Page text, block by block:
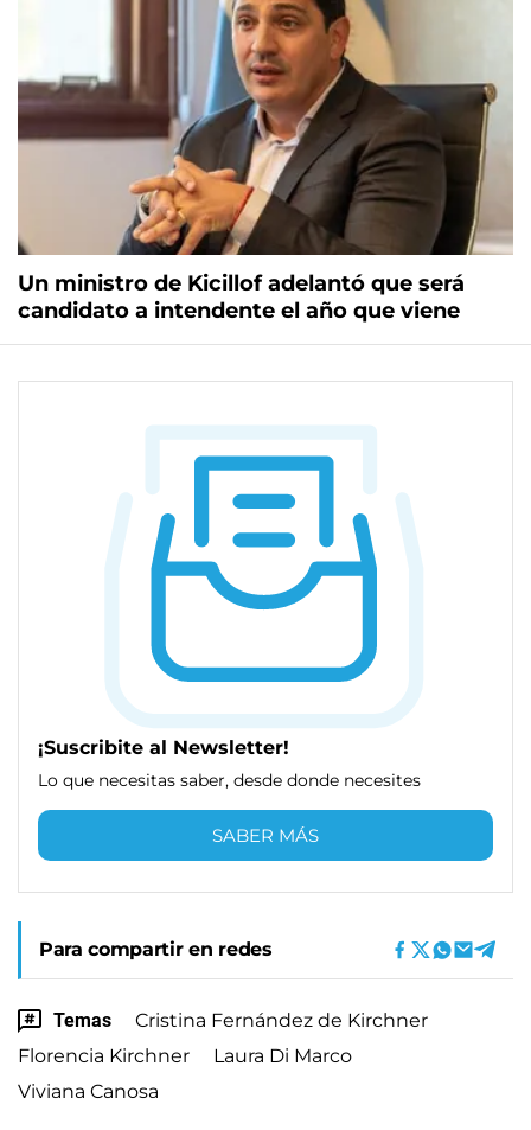
Un ministro de Kicillof adelantó que será
candidato a intendente el año que viene
¡Suscribite al Newsletter!
Lo que necesitas saber, desde donde necesites
SABER MÁS
Para compartir en redes
Temas
Cristina Fernández de Kirchner
Florencia Kirchner
Laura Di Marco
Viviana Canosa